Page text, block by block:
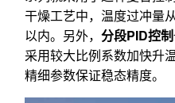
干燥工艺中，温度过冲
以内。另外， 分段PID控制
采用较大比例系数加快升
精细参数保证稳态精度。